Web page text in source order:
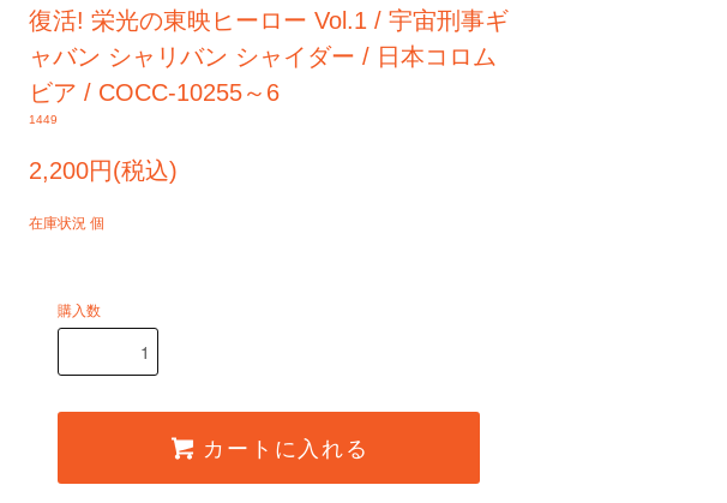
復活! 栄光の東映ヒーロー Vol.1 / 宇宙刑事ギ
ャバン シャリバン シャイダー / 日本コロム
ビア / COCC-10255～6
1449
2,200円(税込)
在庫状況 個
購入数
カートに入れる